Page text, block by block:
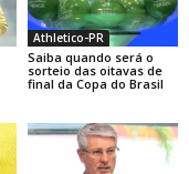
Athletico-PR
Saiba quando será o
sorteio das oitavas de
final da Copa do Brasil